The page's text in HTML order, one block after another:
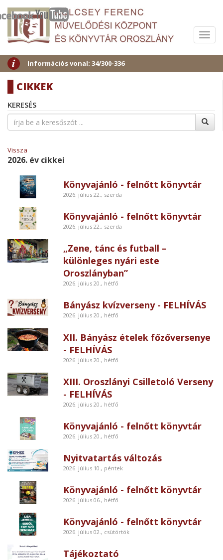
Menü
Információs vonal: 34/300-336
CIKKEK
KERESÉS
Vissza
2026. év cikkei
Könyvajánló - felnőtt könyvtár
2026. július 22., szerda
Könyvajánló - felnőtt könyvtár
2026. július 22., szerda
„Zene, tánc és futball –
különleges nyári este
Oroszlányban”
2026. július 20., hétfő
Bányász kvízverseny - FELHÍVÁS
2026. július 20., hétfő
XII. Bányász ételek főzőversenye
- FELHÍVÁS
2026. július 20., hétfő
XIII. Oroszlányi Csilletoló Verseny
- FELHÍVÁS
2026. július 20., hétfő
Könyvajánló - felnőtt könyvtár
2026. július 20., hétfő
Nyitvatartás változás
2026. július 10., péntek
Könyvajánló - felnőtt könyvtár
2026. július 06., hétfő
Könyvajánló - felnőtt könyvtár
2026. július 02., csütörtök
Tájékoztató